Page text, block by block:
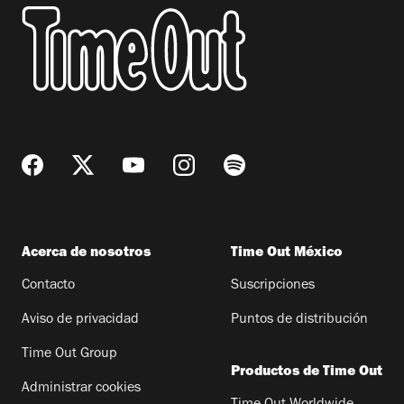
Acerca de nosotros
Contacto
Aviso de privacidad
Time Out Group
Administrar cookies
Time Out México
Suscripciones
Puntos de distribución
Productos de Time Out